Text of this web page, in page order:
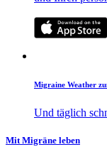
Migraine Weather
Und täglich
Mit Migräne leben